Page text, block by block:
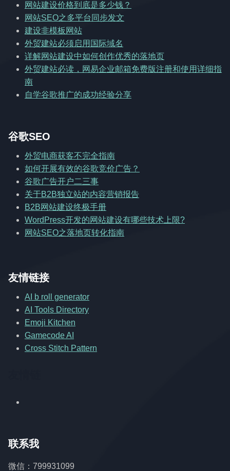
网站建设价格到底是多少钱？
网站SEO之多平台同步发文
建设非模板网站
外贸建站必须启用国际域名
详解网站建设中如何创作优秀的落地页
外贸建站必读，网易企业邮箱免费版注册和使用详细指
南
自学谷歌推广的成功经验分享
谷歌SEO
外贸电商获客不完全指南
如何开展有效的谷歌竞价广告？
谷歌广告开户二三事
关于B2B独立站的内容营销报告
B2B网站建设终极手册
WordPress开发的网站建设有哪些技术上限?
网站SEO之落地页转化指南
友情链接
AI b roll generator
AI Tools Directory
Emoji Kitchen
Gamecode AI
Cross Stitch Pattern
联系我
微信：799931099